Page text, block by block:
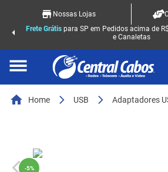
Nossas Lojas
Frete Grátispara SP em Pedidos acima de
e Canaletas
Home USB Adaptadores
-5%